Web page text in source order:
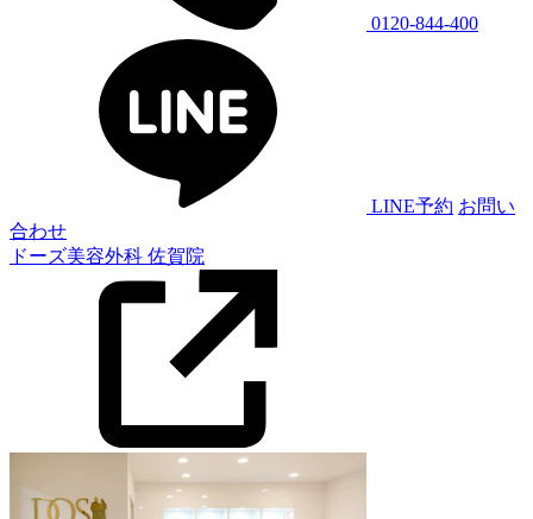
0120-844-400
LINE予約 お問い
合わせ
ドーズ美容外科 佐賀院